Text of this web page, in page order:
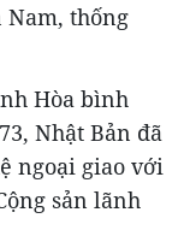
thống
Hòa bình
Nhật Bản đã
ngoại giao với
sản lãnh